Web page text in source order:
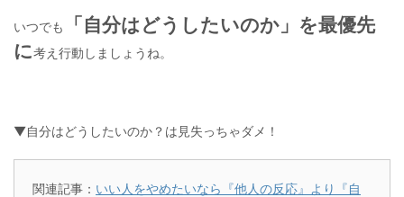
いつでも
「自分はどうしたいのか」を最優先
に考え行動しましょうね。
▼自分はどうしたいのか？は見失っちゃダメ！
関連記事： いい人をやめたいなら『他人の反応』より『自